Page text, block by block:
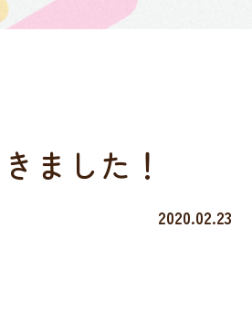
ました！
2020.02.23